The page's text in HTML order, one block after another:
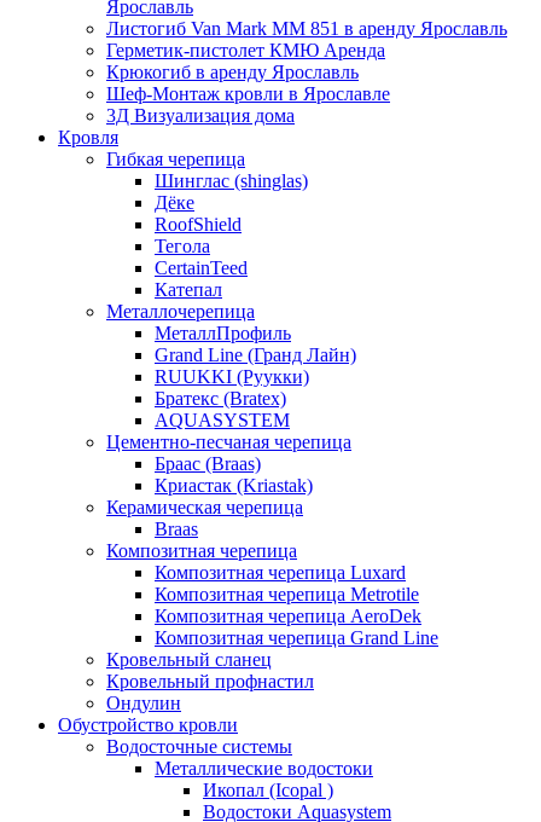
Ярославль
Листогиб Van Mark MM 851 в аренду Ярославль
Герметик-пистолет КМЮ Аренда
Крюкогиб в аренду Ярославль
Шеф-Монтаж кровли в Ярославле
3Д Визуализация дома
Кровля
Гибкая черепица
Шинглас (shinglas)
Дёке
RoofShield
Тегола
CertainTeed
Катепал
Металлочерепица
МеталлПрофиль
Grand Line (Гранд Лайн)
RUUKKI (Руукки)
Братекс (Bratex)
AQUASYSTEM
Цементно-песчаная черепица
Браас (Braas)
Криастак (Kriastak)
Керамическая черепица
Braas
Композитная черепица
Композитная черепица Luxard
Композитная черепица Metrotile
Композитная черепица AeroDek
Композитная черепица Grand Line
Кровельный сланец
Кровельный профнастил
Ондулин
Обустройство кровли
Водосточные системы
Металлические водостоки
Икопал (Icopal )
Водостоки Aquasystem